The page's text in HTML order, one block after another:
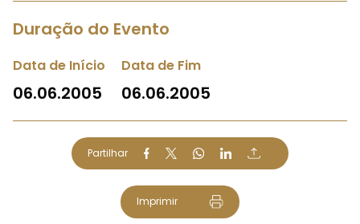
Duração do Evento
Data de Início
06.06.2005
Data de Fim
06.06.2005
Partilhar
Imprimir